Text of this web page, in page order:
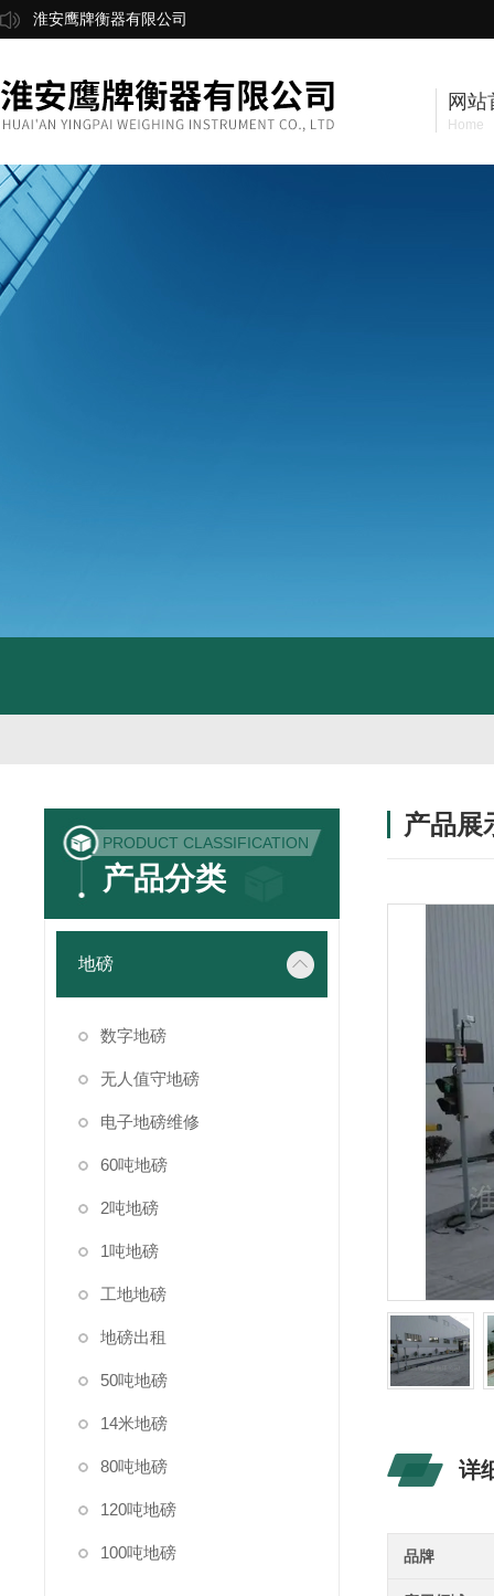
淮安鹰牌衡器有限公司
网站
Home
PRODUCT CLASSIFICATION
产品分类
地磅
数字地磅
无人值守地磅
电子地磅维修
60吨地磅
2吨地磅
1吨地磅
工地地磅
地磅出租
50吨地磅
14米地磅
80吨地磅
120吨地磅
100吨地磅
产品展
详
品牌